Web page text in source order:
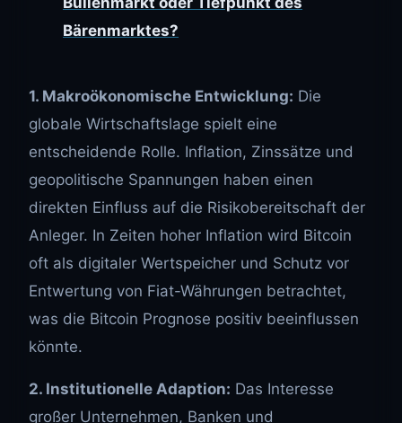
Bärenmarktes?
1. Makroökonomische Entwicklung: Die
globale Wirtschaftslage spielt eine
entscheidende Rolle. Inflation, Zinssätze und
geopolitische Spannungen haben einen
direkten Einfluss auf die Risikobereitschaft der
Anleger. In Zeiten hoher Inflation wird Bitcoin
oft als digitaler Wertspeicher und Schutz vor
Entwertung von Fiat-Währungen betrachtet,
was die Bitcoin Prognose positiv beeinflussen
könnte.
2. Institutionelle Adaption: Das Interesse
großer Unternehmen, Banken und